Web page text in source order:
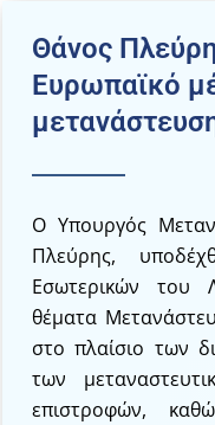
Θάνος
Ευρωπαϊκό
Ο Υπουργός
Πλεύρης,
Εσωτερικών του
θέματα
στο πλαίσιο των
των
επιστροφών,